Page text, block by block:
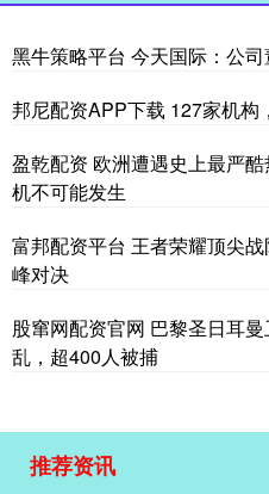
黑牛策略平台 今天国际：公
邦尼配资APP下载 127家机构
盈乾配资 欧洲遭遇史上最严
机不可能发生
富邦配资平台 王者荣耀顶尖
峰对决
股窜网配资官网 巴黎圣日耳
乱，超400人被捕
推荐资讯